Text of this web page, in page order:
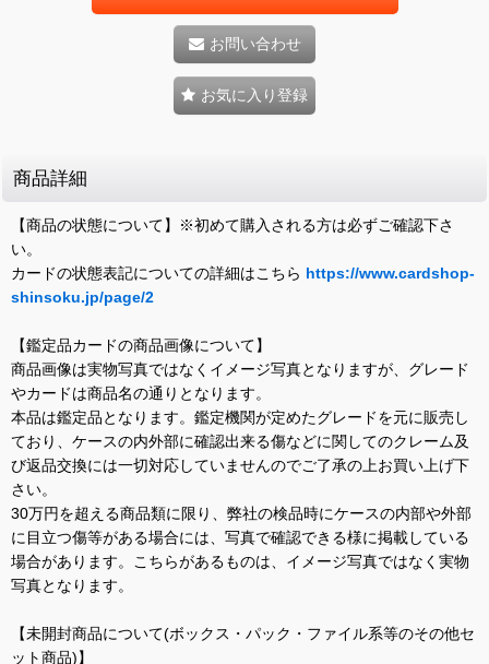
お問い合わせ
お気に入り登録
商品詳細
【商品の状態について】※初めて購入される方は必ずご確認下さ
い。
カードの状態表記についての詳細はこちら https://www.cardshop-
shinsoku.jp/page/2
【鑑定品カードの商品画像について】
商品画像は実物写真ではなくイメージ写真となりますが、グレード
やカードは商品名の通りとなります。
本品は鑑定品となります。鑑定機関が定めたグレードを元に販売し
ており、ケースの内外部に確認出来る傷などに関してのクレーム及
び返品交換には一切対応していませんのでご了承の上お買い上げ下
さい。
30万円を超える商品類に限り、弊社の検品時にケースの内部や外部
に目立つ傷等がある場合には、写真で確認できる様に掲載している
場合があります。こちらがあるものは、イメージ写真ではなく実物
写真となります。
【未開封商品について(ボックス・パック・ファイル系等のその他セ
ット商品)】